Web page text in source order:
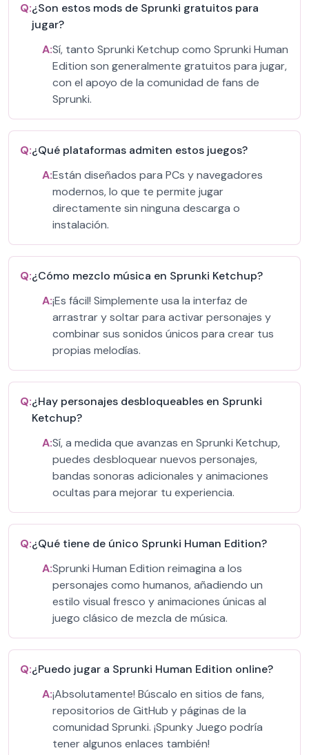
Q:¿Son estos mods de Sprunki gratuitos para
jugar?
A:Sí, tanto Sprunki Ketchup como Sprunki Human
Edition son generalmente gratuitos para jugar,
con el apoyo de la comunidad de fans de
Sprunki.
Q:¿Qué plataformas admiten estos juegos?
A:Están diseñados para PCs y navegadores
modernos, lo que te permite jugar
directamente sin ninguna descarga o
instalación.
Q:¿Cómo mezclo música en Sprunki Ketchup?
A:¡Es fácil! Simplemente usa la interfaz de
arrastrar y soltar para activar personajes y
combinar sus sonidos únicos para crear tus
propias melodías.
Q:¿Hay personajes desbloqueables en Sprunki
Ketchup?
A:Sí, a medida que avanzas en Sprunki Ketchup,
puedes desbloquear nuevos personajes,
bandas sonoras adicionales y animaciones
ocultas para mejorar tu experiencia.
Q:¿Qué tiene de único Sprunki Human Edition?
A:Sprunki Human Edition reimagina a los
personajes como humanos, añadiendo un
estilo visual fresco y animaciones únicas al
juego clásico de mezcla de música.
Q:¿Puedo jugar a Sprunki Human Edition online?
A:¡Absolutamente! Búscalo en sitios de fans,
repositorios de GitHub y páginas de la
comunidad Sprunki. ¡Spunky Juego podría
tener algunos enlaces también!